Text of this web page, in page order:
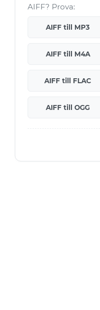
AIFF? Prova:
AIFF till MP3
AIFF till M4A
AIFF till FLAC
AIFF till OGG